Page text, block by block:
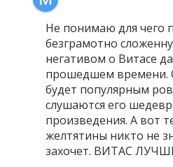
Не понимаю для чего
безграмотно
негативом о Витасе
прошедшем времени.
будет популярным
слушаются его
произведения. А вот
желтятины никто не
захочет. ВИТАС